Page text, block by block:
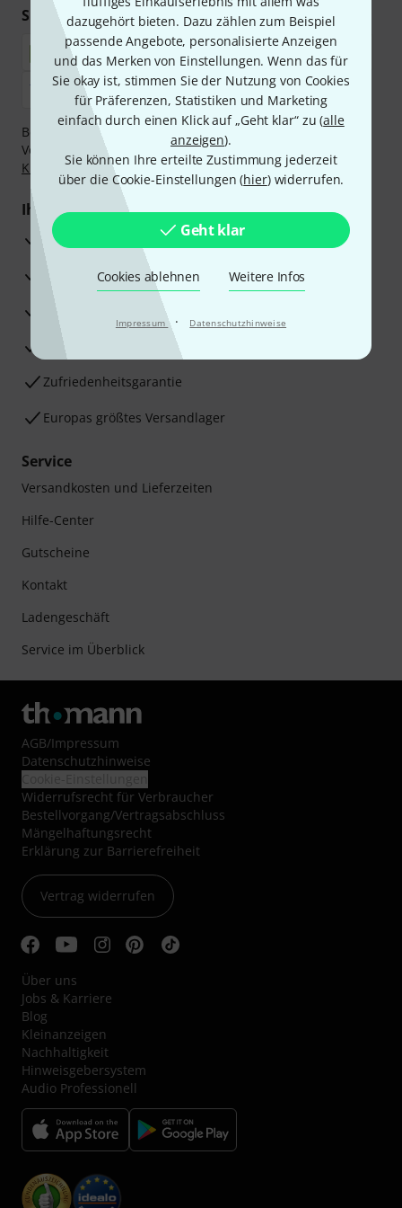
dazugehört bieten. Dazu zählen zum Beispiel
passende Angebote, personalisierte Anzeigen
und das Merken von Einstellungen. Wenn das für
Sie okay ist, stimmen Sie der Nutzung von Cookies
für Präferenzen, Statistiken und Marketing
einfach durch einen Klick auf „Geht klar“ zu (alle
anzeigen).
Sie können Ihre erteilte Zustimmung jederzeit
über die Cookie-Einstellungen (hier) widerrufen.
Geht klar
Cookies ablehnen Weitere Infos
Impressum · Datenschutzhinweise
Sicher einkaufen & bezahlen
Bezahlen Sie vertraulich und sicher per Nachnahme,
Vorkasse, PayPal, Amazon Pay,Klarna Sofort bezahlen
Klarna Ratenzahlungoder Kreditkarte.
Ihre Vorteile
3 Jahre Thomann Garantie
30 Tage Money-Back-Garantie
Beratung durch Fachexperten
Zufriedenheitsgarantie
Europas größtes Versandlager
Service
Versandkosten und Lieferzeiten
Hilfe-Center
Gutscheine
Kontakt
Ladengeschäft
Service im Überblick
AGB/Impressum
Datenschutzhinweise
Widerrufsrecht für Verbraucher
Bestellvorgang/Vertragsabschluss
Mängelhaftungsrecht
Erklärung zur Barrierefreiheit
Vertrag widerrufen
Über uns
Jobs & Karriere
Blog
Kleinanzeigen
Nachhaltigkeit
Hinweisgebersystem
Audio Professionell